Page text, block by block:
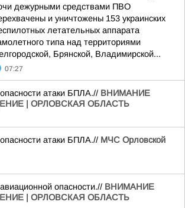
дежурными средствами ПВО
и уничтожены 153 украинских
летательных аппарата
типа над территориями
Брянской, Владимирской...
07:27
атаки БПЛА.// ВНИМАНИЕ
| ОРЛОВСКАЯ ОБЛАСТЬ
атаки БПЛА.// МЧС Орловской
опасности.// ВНИМАНИЕ
| ОРЛОВСКАЯ ОБЛАСТЬ